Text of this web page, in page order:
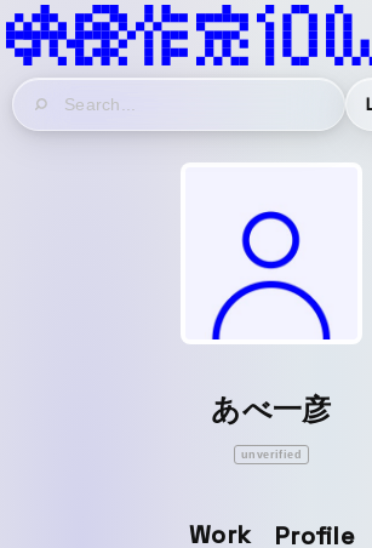
あべ一彦
unverified
Work Profile